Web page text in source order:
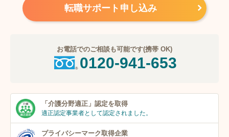
転職サポート申し込み
お電話でのご相談も可能です(携帯 OK)
0120-941-653
「介護分野適正」 認定を取得
適正認定事業者として認定されました。
プライバシーマーク取得企業